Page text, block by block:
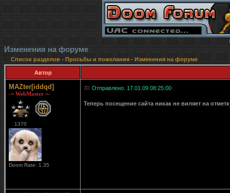
Изменения на форуме
Список разделов- Просьбы и пожелания - Изменения на форуме
Автор
MAZter[iddqd]
-= WebMaster =-
1370
Doom Rate: 1.35
Отправлено: 17.01.09 08:25:00
Теперь посещение сайта никак не виляет на